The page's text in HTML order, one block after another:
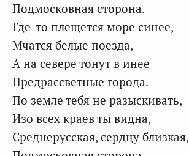
Подмосковная сторона.
Где-то плещется море синее,
Мчатся белые поезда,
А на севере тонут в инее
Предрассветные города.
По земле тебя не разыскивать,
Изо всех краев ты видна,
Среднерусская, сердцу близкая,